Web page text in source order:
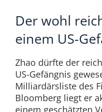
Der wohl
einem US-
Zhao dürfte der
US-Gefängnis
Milliardärsliste des
Bloomberg liegt er